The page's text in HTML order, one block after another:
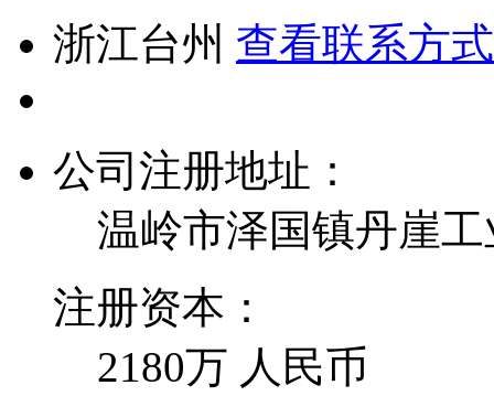
浙江台州 查看联系方式
公司注册地址：
温岭市泽国镇丹崖
注册资本：
2180万 人民币